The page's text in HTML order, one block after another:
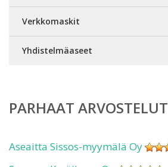
Verkkomaskit
Yhdistelmäaseet
PARHAAT ARVOSTELUT
Aseaitta Sissos-myymälä Oy